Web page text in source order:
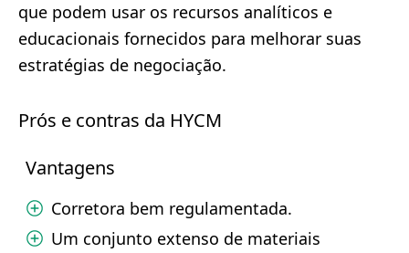
que podem usar os recursos analíticos e
educacionais fornecidos para melhorar suas
estratégias de negociação.
Prós e contras da HYCM
Vantagens
Corretora bem regulamentada.
Um conjunto extenso de materiais